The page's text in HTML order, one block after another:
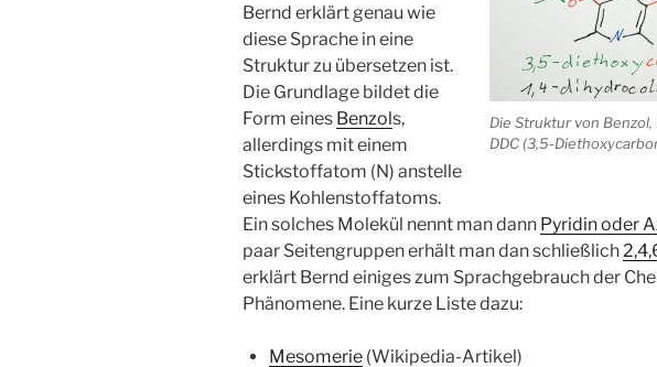
Die Struktur von
DDC (3,5-
Bernd erklärt genau wie
diese Sprache in eine
Struktur zu übersetzen ist.
Die Grundlage bildet die
Form eines Benzols,
allerdings mit einem
Stickstoffatom (N) anstelle
eines Kohlenstoffatoms.
Ein solches Molekül nennt man dann Pyridin oder
paar Seitengruppen erhält man dan schließlich
erklärt Bernd einiges zum Sprachgebrauch der
Phänomene. Eine kurze Liste dazu:
Mesomerie (Wikipedia-Artikel)